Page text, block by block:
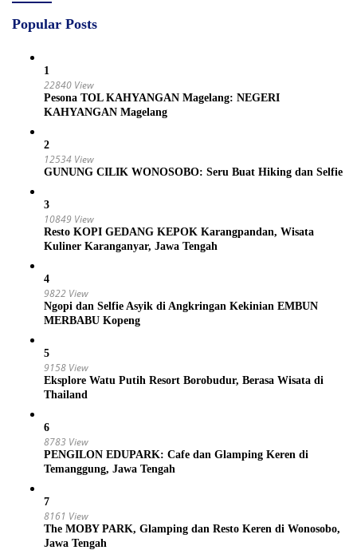
Popular Posts
1
22840 View
Pesona TOL KAHYANGAN Magelang: NEGERI
KAHYANGAN Magelang
2
12534 View
GUNUNG CILIK WONOSOBO: Seru Buat Hiking dan Selfie
3
10849 View
Resto KOPI GEDANG KEPOK Karangpandan, Wisata
Kuliner Karanganyar, Jawa Tengah
4
9822 View
Ngopi dan Selfie Asyik di Angkringan Kekinian EMBUN
MERBABU Kopeng
5
9158 View
Eksplore Watu Putih Resort Borobudur, Berasa Wisata di
Thailand
6
8783 View
PENGILON EDUPARK: Cafe dan Glamping Keren di
Temanggung, Jawa Tengah
7
8161 View
The MOBY PARK, Glamping dan Resto Keren di Wonosobo,
Jawa Tengah